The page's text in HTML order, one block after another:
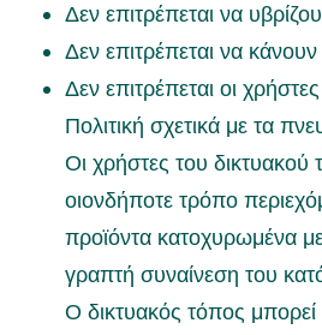
Δεν επιτρέπεται να
Δεν επιτρέπεται να
Δεν επιτρέπεται οι
Πολιτική σχετικά με τα
Οι χρήστες του
οιονδήποτε τρόπο
προϊόντα κατοχυρωμένα
γραπτή συναίνεση του
Ο δικτυακός τόπος